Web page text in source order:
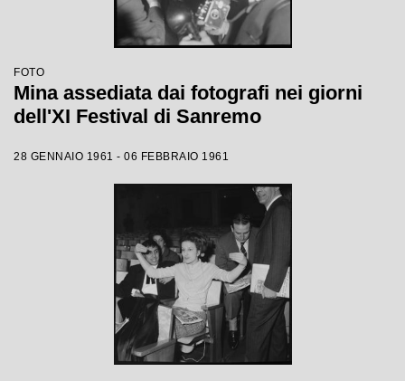
FOTO
Mina assediata dai fotografi nei giorni
dell'XI Festival di Sanremo
28 GENNAIO 1961 - 06 FEBBRAIO 1961